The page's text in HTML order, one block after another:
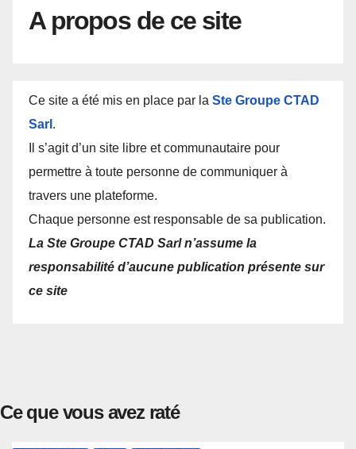
A propos de ce site
Ce site a été mis en place par la Ste Groupe CTAD
Sarl .
Il s’agit d’un site libre et communautaire pour
permettre à toute personne de communiquer à
travers une plateforme.
Chaque personne est responsable de sa publication.
La Ste Groupe CTAD Sarl n’assume la
responsabilité d’aucune publication présente sur
ce site
Ce que vous avez raté